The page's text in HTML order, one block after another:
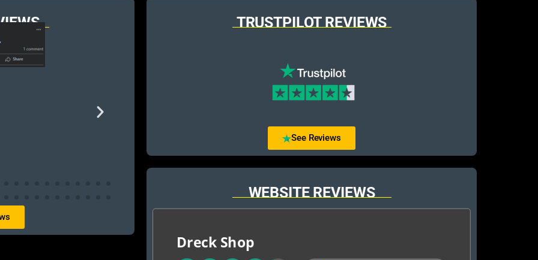
TRUSTPILOT REVIEWS
See Reviews
WEBSITE REVIEWS
Dreck Shop